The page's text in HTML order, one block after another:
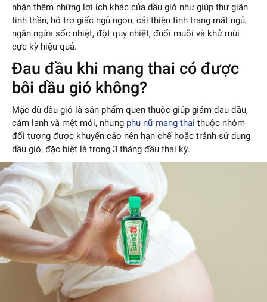
nhận thêm những lợi ích khác của dầu gió như giúp thư giãn
tinh thần, hỗ trợ giấc ngủ ngon, cải thiện tình trạng mất ngủ,
ngăn ngừa sốc nhiệt, đột quỵ nhiệt, đuổi muỗi và khử mùi
cực kỳ hiệu quả.
Đau đầu khi mang thai có được
bôi dầu gió không?
Mặc dù dầu gió là sản phẩm quen thuộc giúp giảm đau đầu,
cảm lạnh và mệt mỏi, nhưng phụ nữ mang thai thuộc nhóm
đối tượng được khuyến cáo nên hạn chế hoặc tránh sử dụng
dầu gió, đặc biệt là trong 3 tháng đầu thai kỳ.